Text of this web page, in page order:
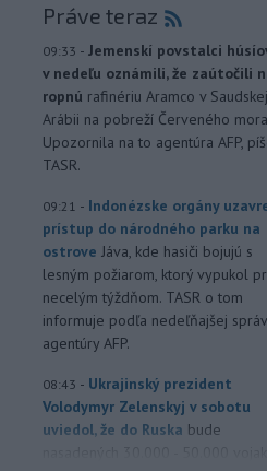
Práve teraz
09:33 - Jemenskí povstalci
v nedeľu oznámili, že zaútočili
ropnú rafinériu Aramco v Saudskej
Arábii na pobreží Červeného
Upozornila na to agentúra AFP,
TASR.
09:21 - Indonézske orgány
prístup do národného parku na
ostrove Jáva, kde hasiči bojujú s
lesným požiarom, ktorý vypukol
necelým týždňom. TASR o tom
informuje podľa nedeľňajšej
agentúry AFP.
08:43 - Ukrajinský prezident
Volodymyr Zelenskyj v sobotu
uviedol, že do Ruska bude